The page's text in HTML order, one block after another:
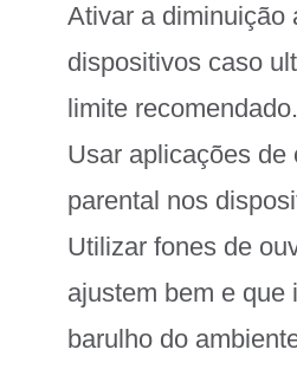
Ativar a diminuição
dispositivos caso
limite recomendado.
Usar aplicações de
parental nos
Utilizar fones de
ajustem bem e que
barulho do